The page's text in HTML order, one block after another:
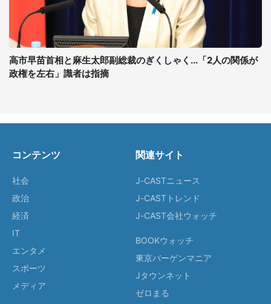
高市早苗首相と麻生太郎副総裁のぎくしゃく...「2人の関係が
政権を左右」識者は指摘
コンテンツ
社会
政治
経済
IT
エンタメ
スポーツ
メディア
関連サイト
J-CASTニュース
J-CASTトレンド
J-CAST会社ウォッチ
BOOKウォッチ
東京バーゲンマニア
Jタウンネット
ゼロまる